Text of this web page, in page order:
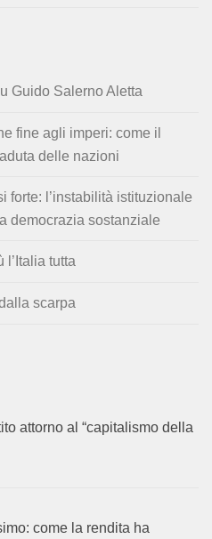
Guido Salerno Aletta
fine agli imperi: come il
delle nazioni
forte: l’instabilità istituzionale
democrazia sostanziale
l’Italia tutta
scarpa
attorno al “capitalismo della
come la rendita ha